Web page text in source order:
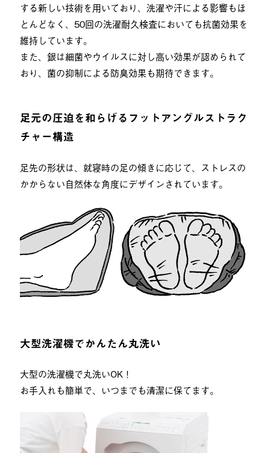
する新しい技術を用いており、洗濯や汗による影響もほ
とんどなく、50回の洗濯耐久検査においても抗菌効果を
維持しています。
また、銀は細菌やウイルスに対し高い効果が認められて
おり、菌の抑制による防臭効果も期待できます。
足元の圧迫を和らげるフットアングルストラク
チャー構造
足先の形状は、就寝時の足の傾きに応じて、ストレスの
かからない自然体な角度にデザインされています。
大型洗濯機でかんたん丸洗い
大型の洗濯機で丸洗いOK！
お手入れも簡単で、いつまでも清潔に保てます。